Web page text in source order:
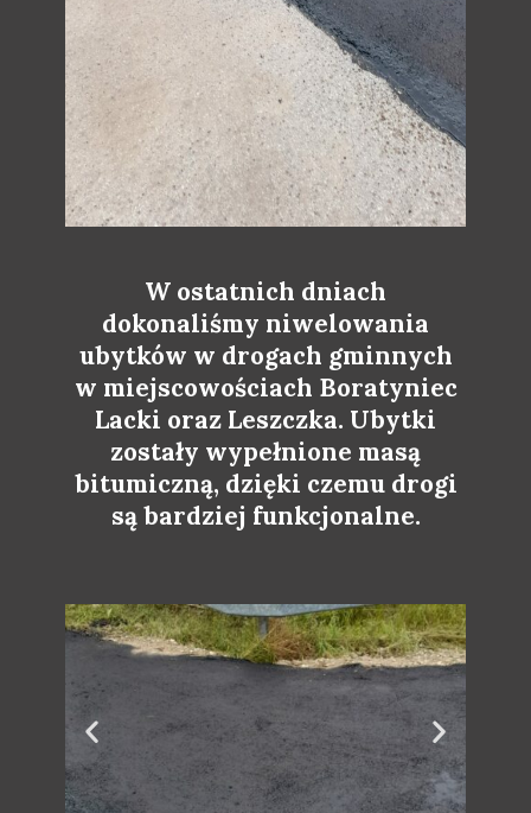
W ostatnich dniach
dokonaliśmy niwelowania
ubytków w drogach gminnych
w miejscowościach Boratyniec
Lacki oraz Leszczka. Ubytki
zostały wypełnione masą
bitumiczną, dzięki czemu drogi
są bardziej funkcjonalne.